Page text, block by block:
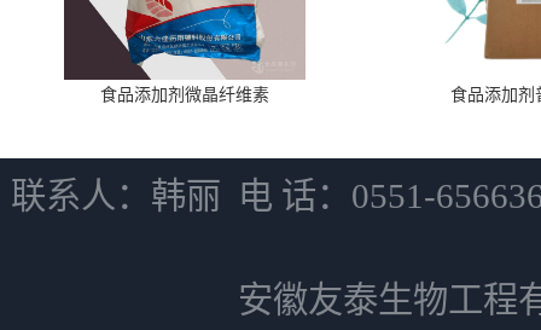
食品添加剂微晶纤维素 食品添加剂
联系人：韩丽 电 话：0551-
安徽友泰生物工程